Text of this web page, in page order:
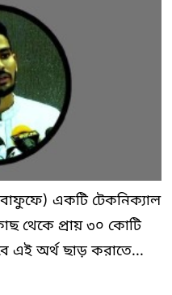
একটি টেকনিক্যাল
থেকে প্রায় ৩০ কোটি
এই অর্থ ছাড় করাতে...